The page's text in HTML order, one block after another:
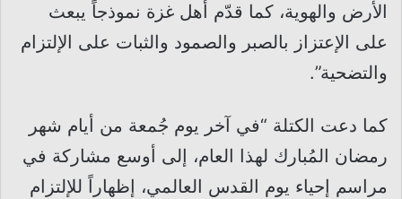
الأرض والهوية، كما قدّم أهل غزة نموذجاً يبعث
على الإعتزاز بالصبر والصمود والثبات على الإلتزام
والتضحية”.
كما دعت الكتلة “في آخر يوم جُمعة من أيام شهر
رمضان المُبارك لهذا العام، إلى أوسع مشاركة في
مراسم إحياء يوم القدس العالمي، إظهاراً للإلتزام